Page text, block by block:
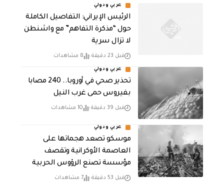
عربي ودولي
الرئيس الإيراني: التفاصيل الكاملة
حول “مذكرة التفاهم” مع واشنطن
لا تزال سرية
قبل 23 دقيقة 8 مشاهدات
عربي ودولي
تحذير صحي في أوروبا.. 240 مصابا
بفيروس حمى غرب النيل
قبل 39 دقيقة 10 مشاهدات
عربي ودولي
موسكو تصعد هجماتها على
العاصمة الأوكرانية وتقصف
مؤسسة تصنع الرؤوس الحربية
قبل 53 دقيقة 7 مشاهدات